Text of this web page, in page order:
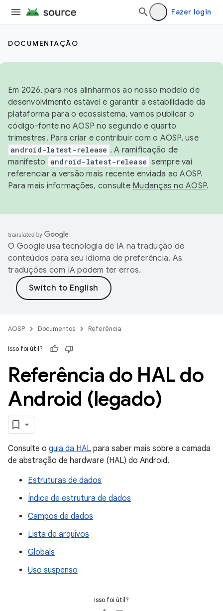
Fazer login
DOCUMENTAÇÃO
Em 2026, para nos alinharmos ao nosso modelo de
desenvolvimento estável e garantir a estabilidade da
plataforma para o ecossistema, vamos publicar o
código-fonte no AOSP no segundo e quarto
trimestres. Para criar e contribuir com o AOSP, use
android-latest-release . A ramificação de
manifesto
android-latest-release sempre vai
referenciar a versão mais recente enviada ao AOSP.
Para mais informações, consulte Mudanças no AOSP.
O Google usa tecnologia de IA na tradução de
conteúdos para seu idioma de preferência. As
traduções com IA podem ter erros.
AOSP Documentos Referência
Isso foi útil?
Referência do HAL do
Android (legado)
Consulte o guia da HAL para saber mais sobre a camada
de abstração de hardware (HAL) do Android.
Estruturas de dados
Índice de estrutura de dados
Campos de dados
Lista de arquivos
Globals
Uso suspenso
Isso foi útil?